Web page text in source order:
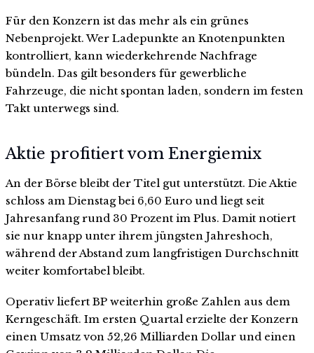
Für den Konzern ist das mehr als ein grünes
Nebenprojekt. Wer Ladepunkte an Knotenpunkten
kontrolliert, kann wiederkehrende Nachfrage
bündeln. Das gilt besonders für gewerbliche
Fahrzeuge, die nicht spontan laden, sondern im festen
Takt unterwegs sind.
Aktie profitiert vom Energiemix
An der Börse bleibt der Titel gut unterstützt. Die Aktie
schloss am Dienstag bei 6,60 Euro und liegt seit
Jahresanfang rund 30 Prozent im Plus. Damit notiert
sie nur knapp unter ihrem jüngsten Jahreshoch,
während der Abstand zum langfristigen Durchschnitt
weiter komfortabel bleibt.
Operativ liefert BP weiterhin große Zahlen aus dem
Kerngeschäft. Im ersten Quartal erzielte der Konzern
einen Umsatz von 52,26 Milliarden Dollar und einen